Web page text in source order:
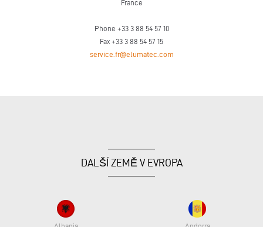
France
Phone +33 3 88 54 57 10
Fax +33 3 88 54 57 15
service.fr@elumatec.com
DALŠÍ ZEMĚ V EVROPA